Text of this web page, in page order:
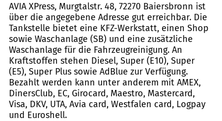
AVIA XPress, Murgtalstr. 48, 72270 Baiersbronn ist
über die angegebene Adresse gut erreichbar. Die
Tankstelle bietet eine KFZ-Werkstatt, einen Shop
sowie Waschanlage (SB) und eine zusätzliche
Waschanlage für die Fahrzeugreinigung. An
Kraftstoffen stehen Diesel, Super (E10), Super
(E5), Super Plus sowie AdBlue zur Verfügung.
Bezahlt werden kann unter anderem mit AMEX,
DinersClub, EC, Girocard, Maestro, Mastercard,
Visa, DKV, UTA, Avia card, Westfalen card, Logpay
und Euroshell.